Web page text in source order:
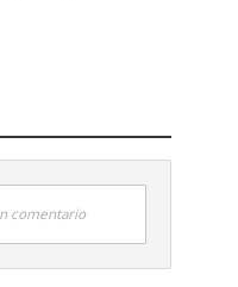
comentario